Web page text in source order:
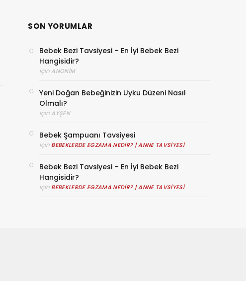
SON YORUMLAR
Bebek Bezi Tavsiyesi – En İyi Bebek Bezi
Hangisidir?
için ANONIM
Yeni Doğan Bebeğinizin Uyku Düzeni Nasıl
Olmalı?
için AYŞEN
Bebek Şampuanı Tavsiyesi
için BEBEKLERDE EGZAMA NEDIR? | ANNE TAVSIYESI
Bebek Bezi Tavsiyesi – En İyi Bebek Bezi
Hangisidir?
için BEBEKLERDE EGZAMA NEDIR? | ANNE TAVSIYESI